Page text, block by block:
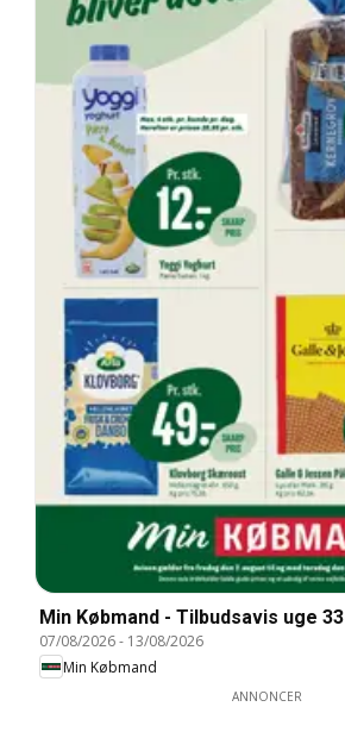
Min Købmand - Tilbudsavis uge 33
07/08/2026- 13/08/2026
Min Købmand
ANNONCER